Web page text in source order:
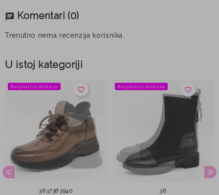
chat Komentari (0)
Trenutno nema recenzija korisnika.
U istoj kategoriji
favorite_border
Besplatna dostava
363738 3940
favorite_border
Besplatna dostava
36